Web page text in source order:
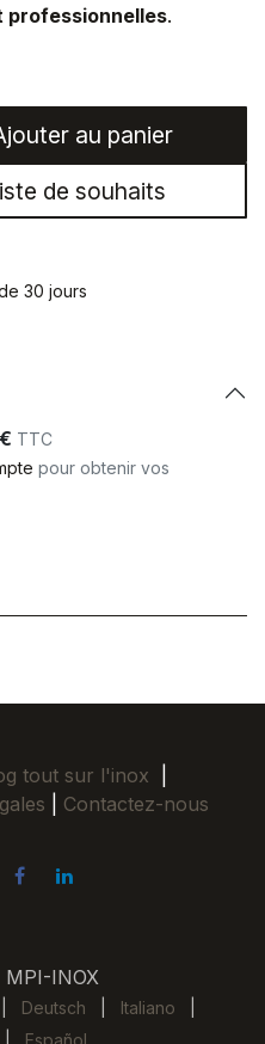
.
au panier
de souhaits
30 jours
TTC
pour obtenir vos
tout sur l'inox
Contactez-nous
INOX
Deutsch Italiano